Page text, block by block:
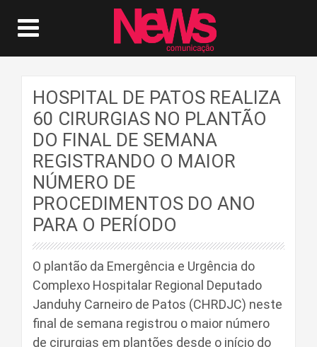
HOSPITAL DE PATOS REALIZA
60 CIRURGIAS NO PLANTÃO
DO FINAL DE SEMANA
REGISTRANDO O MAIOR
NÚMERO DE
PROCEDIMENTOS DO ANO
PARA O PERÍODO
O plantão da Emergência e Urgência do
Complexo Hospitalar Regional Deputado
Janduhy Carneiro de Patos (CHRDJC) neste
final de semana registrou o maior número
de cirurgias em plantões desde o início do